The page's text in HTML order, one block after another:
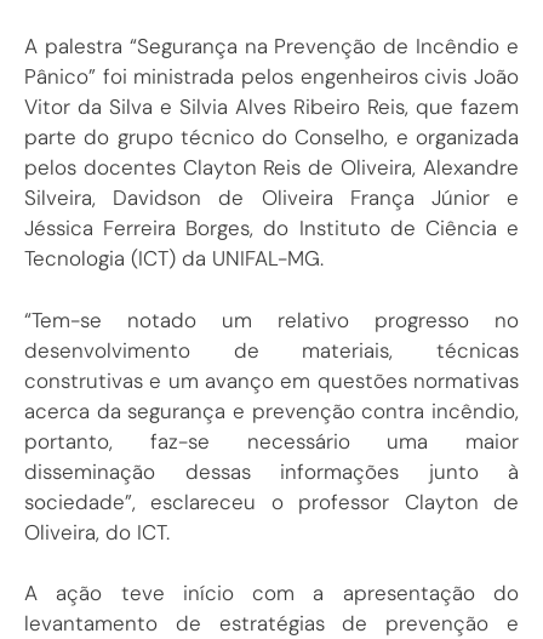
A palestra “Segurança na Prevenção de Incêndio e
Pânico” foi ministrada pelos engenheiros civis João
Vitor da Silva e Silvia Alves Ribeiro Reis, que fazem
parte do grupo técnico do Conselho, e organizada
pelos docentes Clayton Reis de Oliveira, Alexandre
Silveira, Davidson de Oliveira França Júnior e
Jéssica Ferreira Borges, do Instituto de Ciência e
Tecnologia (ICT) da UNIFAL-MG.
“Tem-se notado um relativo progresso no
desenvolvimento de materiais, técnicas
construtivas e um avanço em questões normativas
acerca da segurança e prevenção contra incêndio,
portanto, faz-se necessário uma maior
disseminação dessas informações junto à
sociedade”, esclareceu o professor Clayton de
Oliveira, do ICT.
A ação teve início com a apresentação do
levantamento de estratégias de prevenção e